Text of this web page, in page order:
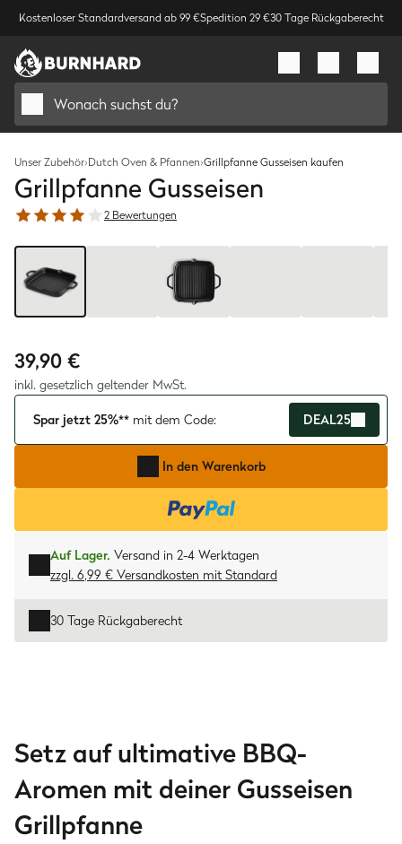
Kostenloser Standardversand ab 99 €Spedition 29 €30 Tage Rückgaberecht
Wonach suchst du?
Unser Zubehör›Dutch Oven & Pfannen›Grillpfanne Gusseisen kaufen
Grillpfanne Gusseisen
2 Bewertungen
Bild
39,90 €
inkl. gesetzlich geltender MwSt.
Spar jetzt 25%** mit dem Code: DEAL25
In den Warenkorb
Auf Lager. Versand in 2-4 Werktagen
zzgl. 6,99 € Versandkosten mit Standard
30 Tage Rückgaberecht
Setz auf ultimative BBQ-
Aromen mit deiner Gusseisen
Grillpfanne